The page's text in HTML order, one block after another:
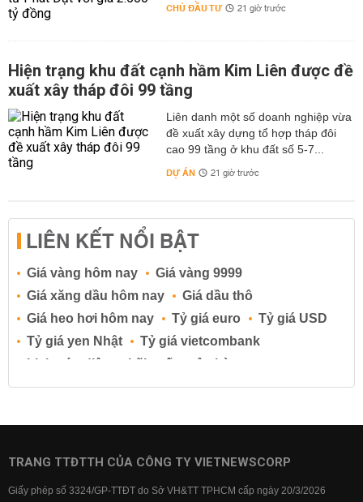
CHỦ ĐẦU TƯ 21 giờ trước
Hiện trạng khu đất cạnh hầm Kim Liên được đề
xuất xây tháp đôi 99 tầng
Liên danh một số doanh nghiệp vừa
đề xuất xây dựng tổ hợp tháp đôi
cao 99 tầng ở khu đất số 5-7...
DỰ ÁN 21 giờ trước
LIÊN KẾT NỔI BẬT
Giá vàng hôm nay
Giá vàng 9999
Giá xăng dầu hôm nay
Giá dầu thô
Giá heo hơi hôm nay
Tỷ giá euro
Tỷ giá USD
Tỷ giá yen Nhật
Tỷ giá vietcombank
Lịch cúp điện
Lãi suất ngân hàng
Lãi suất tiết kiệm
Lãi suất tiền gửi
Lãi suất ngân hàng BIDV
TRANG TTĐTTH CỦA CÔNG TY VIETNEWSCORP
Giấy phép số 3324/GP-TTĐT do Sở VH&TT TPHCM cấp ngày 20/3/2026